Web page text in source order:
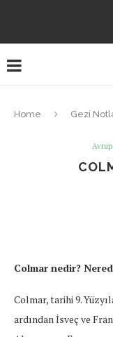
Home Gezi
Colmar nedir?
Colmar, tarihi 9.
ardından İsveç ve